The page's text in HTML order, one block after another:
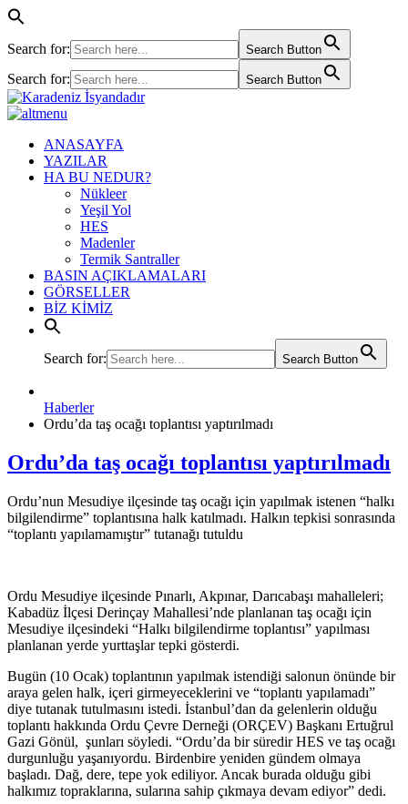
Search for: Search Button
Search for: Search Button
ANASAYFA
YAZILAR
HA BU NEDUR?
Nükleer
Yeşil Yol
HES
Madenler
Termik Santraller
BASIN AÇIKLAMALARI
GÖRSELLER
BİZ KİMİZ
Search for: Search Button
Haberler
Ordu’da taş ocağı toplantısı yaptırılmadı
Ordu’da taş ocağı toplantısı yaptırılmadı
Ordu’nun Mesudiye ilçesinde taş ocağı için yapılmak istenen “halkı
bilgilendirme” toplantısına halk katılmadı. Halkın tepkisi sonrasında
“toplantı yapılamamıştır” tutanağı tutuldu
Ordu Mesudiye ilçesinde Pınarlı, Akpınar, Darıcabaşı mahalleleri;
Kabadüz İlçesi Derinçay Mahallesi’nde planlanan taş ocağı için
Mesudiye ilçesindeki “Halkı bilgilendirme toplantısı” yapılması
planlanan yerde yurttaşlar tepki gösterdi.
Bugün (10 Ocak) toplantının yapılmak istendiği salonun önünde bir
araya gelen halk, içeri girmeyeceklerini ve “toplantı yapılamadı”
diye tutanak tutulmasını istedi. İstanbul’dan da gelenlerin olduğu
toplantı hakkında Ordu Çevre Derneği (ORÇEV) Başkanı Ertuğrul
Gazi Gönül, şunları söyledi. “Ordu’da bir süredir HES ve taş ocağı
durgunluğu yaşanıyordu. Birdenbire yeniden gündem olmaya
başladı. Dağ, dere, tepe yok ediliyor. Ancak burada olduğu gibi
halkımız topraklarına, sularına sahip çıkmaya devam ediyor” dedi.